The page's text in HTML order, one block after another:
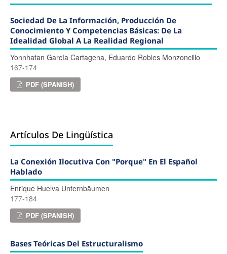
Sociedad De La Información, Producción De
Conocimiento Y Competencias Básicas: De La
Idealidad Global A La Realidad Regional
Yonnhatan García Cartagena, Eduardo Robles Monzoncillo
167-174
PDF (SPANISH)
Artículos De Lingüística
La Conexión Ilocutiva Con "porque" En El Español
Hablado
Enrique Huelva Unternbäumen
177-184
PDF (SPANISH)
Bases Teóricas Del Estructuralismo